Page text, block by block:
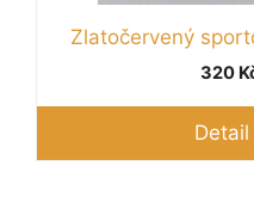
Zlatočervený
320